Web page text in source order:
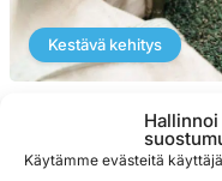
Käytämme evästeitä
Kestävä kehitys
Kiertotalous
Muovi on oikein